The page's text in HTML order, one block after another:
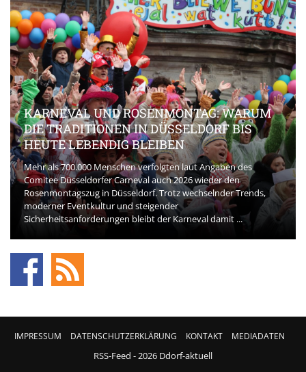
KARNEVAL UND ROSENMONTAG: WARUM
DIE TRADITIONEN IN DÜSSELDORF BIS
HEUTE LEBENDIG BLEIBEN
Mehr als 700.000 Menschen verfolgten laut Angaben des
Comitee Düsseldorfer Carneval auch 2026 wieder den
Rosenmontagszug in Düsseldorf. Trotz wechselnder Trends,
moderner Eventkultur und steigender
Sicherheitsanforderungen bleibt der Karneval damit ...
IMPRESSUM DATENSCHUTZERKLÄRUNG KONTAKT MEDIADATEN
RSS-Feed - 2026 Ddorf-aktuell